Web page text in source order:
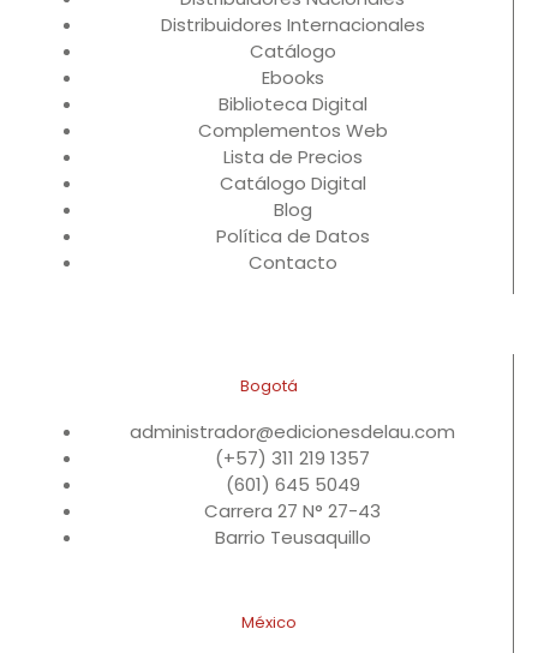
Distribuidores Internacionales
Catálogo
Ebooks
Biblioteca Digital
Complementos Web
Lista de Precios
Catálogo Digital
Blog
Política de Datos
Contacto
Bogotá
administrador@edicionesdelau.com
(+57) 311 219 1357
(601) 645 5049
Carrera 27 N° 27-43
Barrio Teusaquillo
México